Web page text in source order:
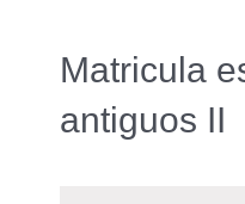
Matricula
antiguos II